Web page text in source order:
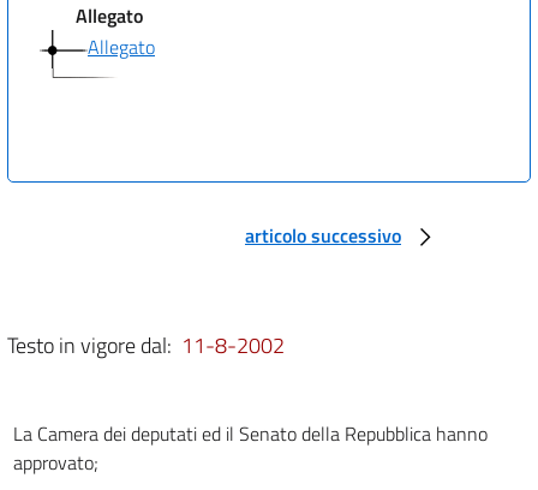
Allegato
Allegato
articolo successivo
Testo in vigore dal: 11-8-2002
La Camera dei deputati ed il Senato della Repubblica hanno
approvato;